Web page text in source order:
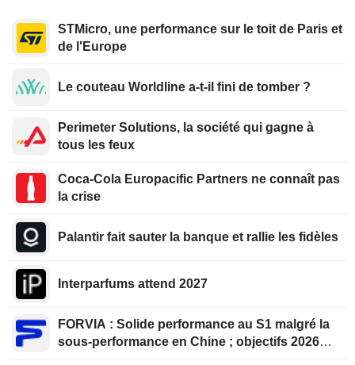
STMicro, une performance sur le toit de Paris et
de l'Europe
Le couteau Worldline a-t-il fini de tomber ?
Perimeter Solutions, la société qui gagne à
tous les feux
Coca-Cola Europacific Partners ne connaît pas
la crise
Palantir fait sauter la banque et rallie les fidèles
Interparfums attend 2027
FORVIA : Solide performance au S1 malgré la
sous-performance en Chine ; objectifs 2026